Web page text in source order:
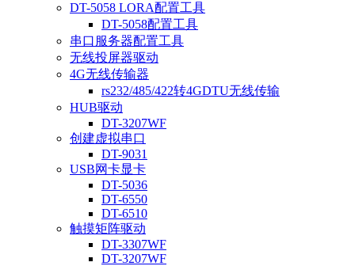
DT-5058 LORA配置工具
DT-5058配置工具
串口服务器配置工具
无线投屏器驱动
4G无线传输器
rs232/485/422转4GDTU无线传输
HUB驱动
DT-3207WF
创建虚拟串口
DT-9031
USB网卡显卡
DT-5036
DT-6550
DT-6510
触摸矩阵驱动
DT-3307WF
DT-3207WF